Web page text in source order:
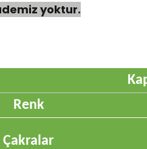
yoktur.
Renk
Çakralar